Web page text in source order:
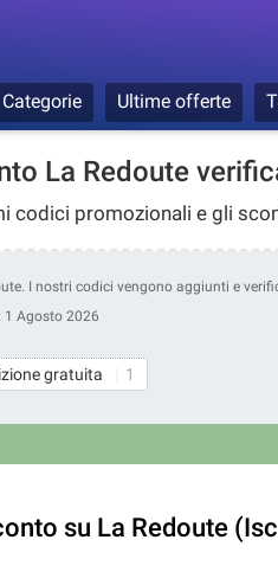
Categorie Ultime offerte
La Redoute
codici promozionali e gli
I nostri codici vengono aggiunti e
1 Agosto 2026
gratuita 1
su La Redoute